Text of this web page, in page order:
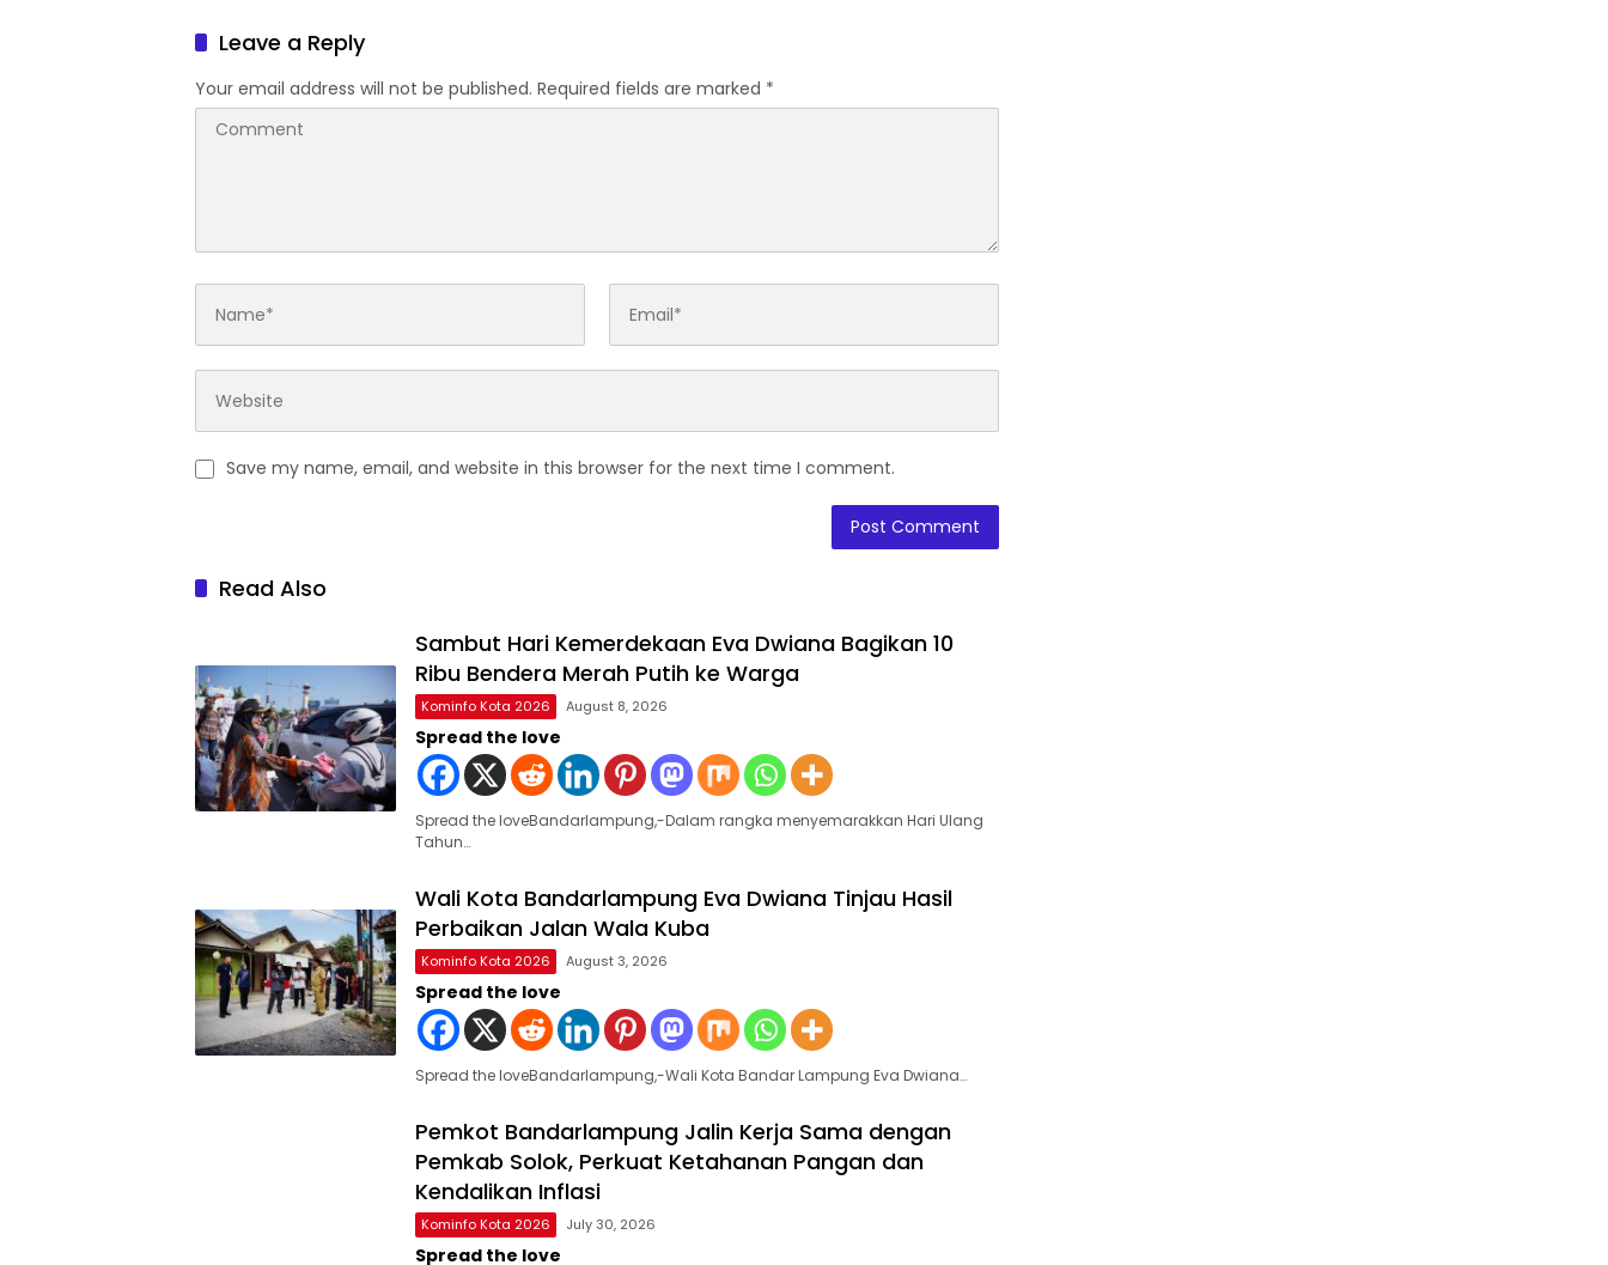
Leave a Reply
Your email address will not be published. Required fields are marked *
Save my name, email, and website in this browser for the next time I comment.
Read Also
Sambut Hari Kemerdekaan Eva Dwiana Bagikan 10
Ribu Bendera Merah Putih ke Warga
Kominfo Kota 2026 August 8, 2026
Spread the love
Spread the loveBandarlampung,-Dalam rangka menyemarakkan Hari Ulang
Tahun…
Wali Kota Bandarlampung Eva Dwiana Tinjau Hasil
Perbaikan Jalan Wala Kuba
Kominfo Kota 2026 August 3, 2026
Spread the love
Spread the loveBandarlampung,-Wali Kota Bandar Lampung Eva Dwiana…
Pemkot Bandarlampung Jalin Kerja Sama dengan
Pemkab Solok, Perkuat Ketahanan Pangan dan
Kendalikan Inflasi
Kominfo Kota 2026 July 30, 2026
Spread the love